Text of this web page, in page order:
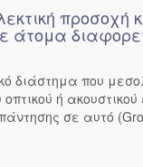
προσοχή
άτομα
διάστημα που
ή
σε αυτό